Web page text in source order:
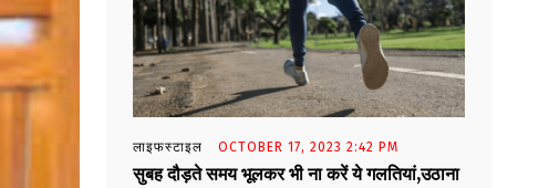
लाइफस्टाइल OCTOBER 17, 2023 2:42 PM
सुबह दौड़ते समय भूलकर भी ना करें ये गलतियां,उठाना